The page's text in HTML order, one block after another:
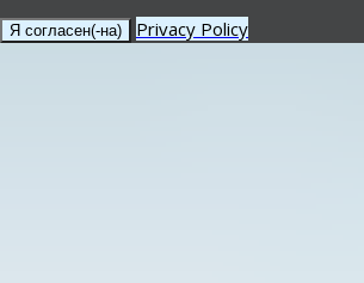
Я согласен(-на) Privacy Policy